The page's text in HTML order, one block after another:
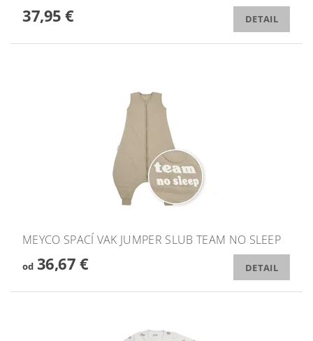
37,95 € DETAIL
MEYCO SPACÍ VAK JUMPER SLUB TEAM NO SLEEP
od36,67 € DETAIL